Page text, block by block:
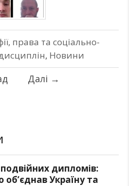
права та соціально-
, Новини
Далі →
дипломів:
об’єднав Україну та